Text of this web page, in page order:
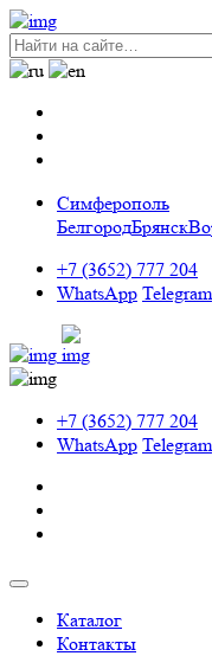
Симферополь
БелгородБрянск
+7 (3652) 777 204
WhatsApp Telegram
+7 (3652) 777 204
WhatsApp Telegram
Каталог
Контакты